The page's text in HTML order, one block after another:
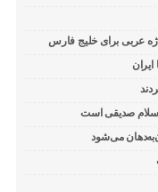
عربی برای خلیج فارس
صدیقی است
می‌شود